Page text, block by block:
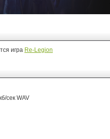
игра Re-Legion
сек WAV